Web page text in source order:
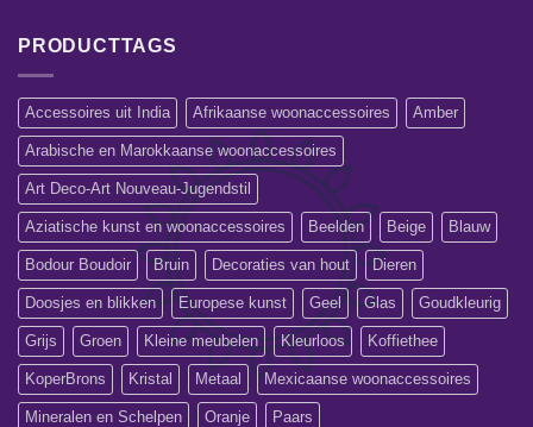
PRODUCTTAGS
Accessoires uit India Afrikaanse woonaccessoires Amber
Arabische en Marokkaanse woonaccessoires
Art Deco-Art Nouveau-Jugendstil
Aziatische kunst en woonaccessoires Beelden Beige Blauw
Bodour Boudoir Bruin Decoraties van hout Dieren
Doosjes en blikken Europese kunst Geel Glas Goudkleurig
Grijs Groen Kleine meubelen Kleurloos Koffiethee
KoperBrons Kristal Metaal Mexicaanse woonaccessoires
Mineralen en Schelpen Oranje Paars